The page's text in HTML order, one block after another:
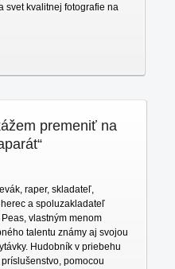
svet kvalitnej fotografie na
premeniť na
raper, skladateľ,
a spoluzakladateľ
vlastným menom
talentu známy aj svojou
Hudobník v priebehu
pomocou